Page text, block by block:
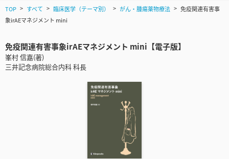
TOP すべて 臨床医学（テーマ別） がん・腫瘍薬物療法
免疫関連有害事
象irAEマネジメント mini
免疫関連有害事象irAEマネジメント mini【電子版】
峯村 信嘉(著)
三井記念病院総合内科 科長